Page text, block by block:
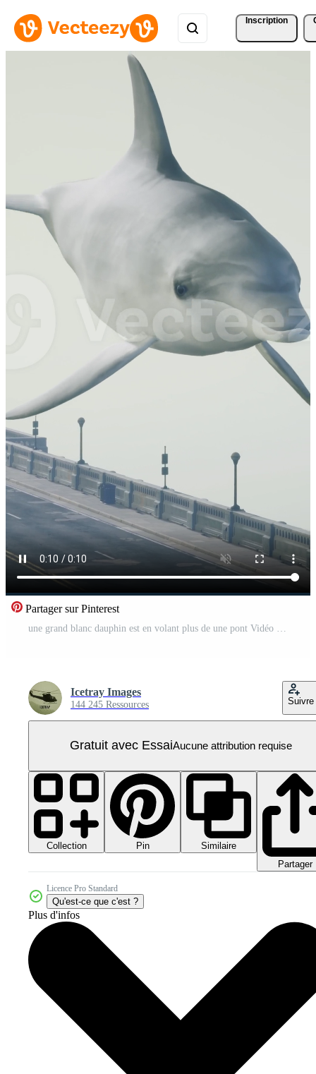
Inscription
Partager sur Pinterest
Icetray Images
144 245 Ressources Suivre
Gratuit avec EssaiAucune attribution requise
Collection Pin
Similaire
Partager
Licence Pro Standard
Qu'est-ce que c'est ?
Plus d'infos